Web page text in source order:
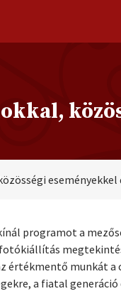
programot a
értékmentő munkát
a fiatal generáció